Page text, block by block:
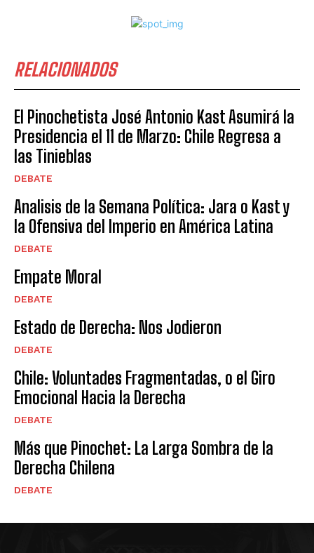
RELACIONADOS
El Pinochetista José Antonio Kast Asumirá la
Presidencia el 11 de Marzo: Chile Regresa a
las Tinieblas
DEBATE
Analisis de la Semana Política: Jara o Kast y
la Ofensiva del Imperio en América Latina
DEBATE
Empate Moral
DEBATE
Estado de Derecha: Nos Jodieron
DEBATE
Chile: Voluntades Fragmentadas, o el Giro
Emocional Hacia la Derecha
DEBATE
Más que Pinochet: La Larga Sombra de la
Derecha Chilena
DEBATE